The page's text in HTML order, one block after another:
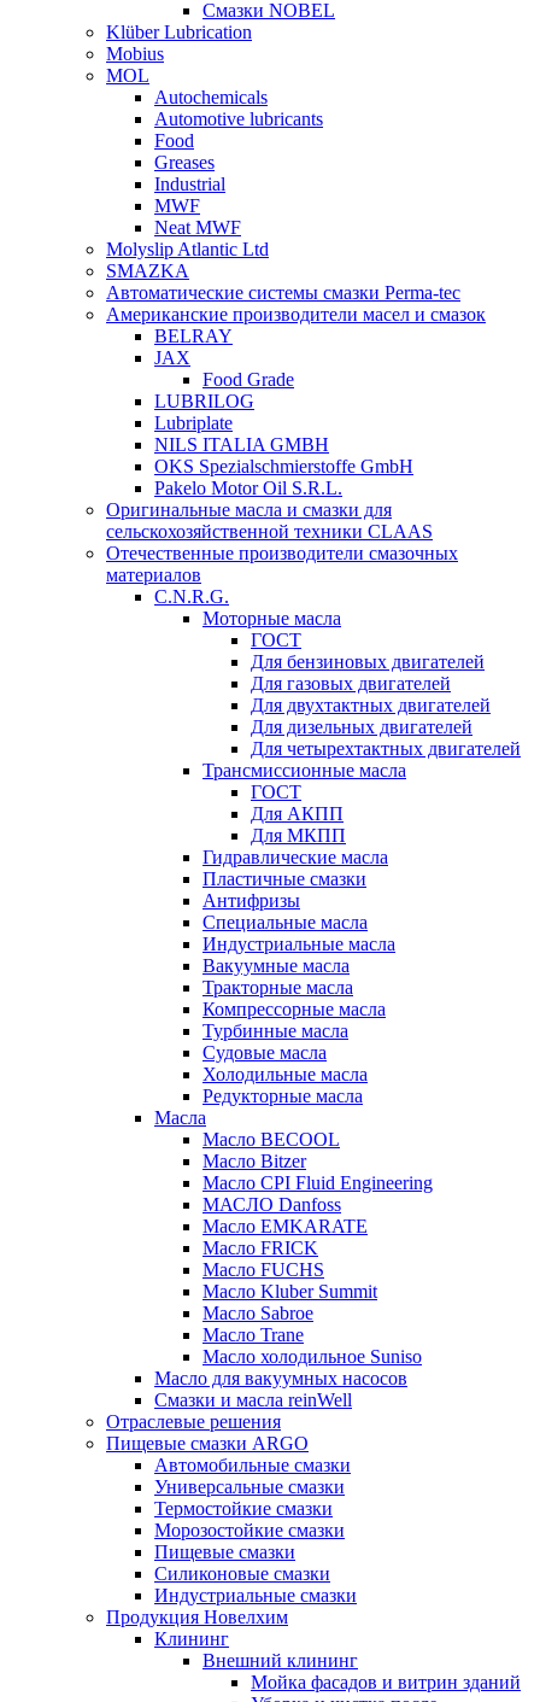
Смазки NOBEL
Klüber Lubrication
Mobius
MOL
Autochemicals
Automotive lubricants
Food
Greases
Industrial
MWF
Neat MWF
Molyslip Atlantic Ltd
SMAZKA
Автоматические системы смазки Perma-tec
Американские производители масел и смазок
BELRAY
JAX
Food Grade
LUBRILOG
Lubriplate
NILS ITALIA GMBH
OKS Spezialschmierstoffe GmbH
Pakelo Motor Oil S.R.L.
Оригинальные масла и смазки для
сельскохозяйственной техники CLAAS
Отечественные производители смазочных
материалов
C.N.R.G.
Моторные масла
ГОСТ
Для бензиновых двигателей
Для газовых двигателей
Для двухтактных двигателей
Для дизельных двигателей
Для четырехтактных двигателей
Трансмиссионные масла
ГОСТ
Для АКПП
Для МКПП
Гидравлические масла
Пластичные смазки
Антифризы
Специальные масла
Индустриальные масла
Вакуумные масла
Тракторные масла
Компрессорные масла
Турбинные масла
Судовые масла
Холодильные масла
Редукторные масла
Масла
Масло BECOOL
Масло Bitzer
Масло CPI Fluid Engineering
МАСЛО Danfoss
Масло EMKARATE
Масло FRICK
Масло FUCHS
Масло Kluber Summit
Масло Sabroe
Масло Trane
Масло холодильное Suniso
Масло для вакуумных насосов
Смазки и масла reinWell
Отраслевые решения
Пищевые смазки ARGO
Автомобильные смазки
Универсальные смазки
Термостойкие смазки
Морозостойкие смазки
Пищевые смазки
Силиконовые смазки
Индустриальные смазки
Продукция Новелхим
Клининг
Внешний клининг
Мойка фасадов и витрин зданий